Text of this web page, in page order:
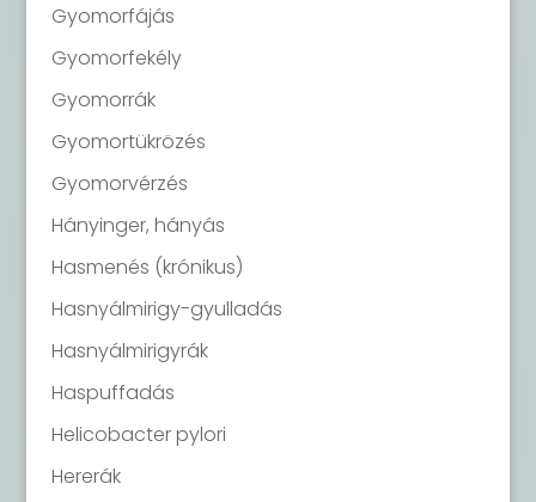
Gyomorfájás
Gyomorfekély
Gyomorrák
Gyomortükrözés
Gyomorvérzés
Hányinger, hányás
Hasmenés (krónikus)
Hasnyálmirigy-gyulladás
Hasnyálmirigyrák
Haspuffadás
Helicobacter pylori
Hererák